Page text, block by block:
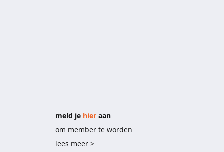
meld je hier aan
om member te worden
lees meer >